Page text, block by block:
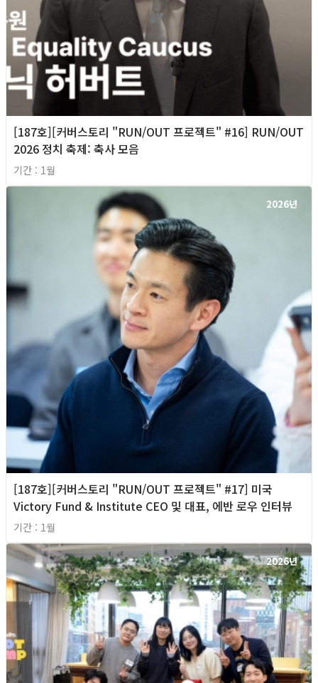
[187호][커버스토리 "RUN/OUT 프로젝트" #16] RUN/OUT
2026 정치 축제: 축사 모음
기간 : 1월
2026년
[187호][커버스토리 "RUN/OUT 프로젝트" #17] 미국
Victory Fund & Institute CEO 및 대표, 에반 로우 인터뷰
기간 : 1월
2026년